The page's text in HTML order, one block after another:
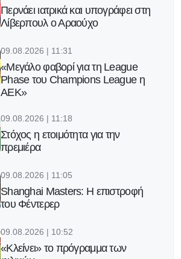
Περνάει ιατρικά και υπογράφει στη
Λίβερπουλ ο Αραούχο
09.08.2026 | 11:31
«Μεγάλο φαβορί για τη League
Phase του Champions League η
ΑΕΚ»
09.08.2026 | 11:18
Στόχος η ετοιμότητα για την
πρεμιέρα
09.08.2026 | 11:05
Shanghai Masters: Η επιστροφή
του Φέντερερ
09.08.2026 | 10:52
«Κλείνει» το πρόγραμμα των